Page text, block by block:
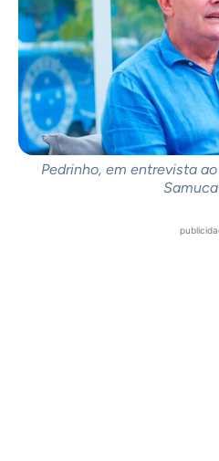
Pedrinho, em entrevista